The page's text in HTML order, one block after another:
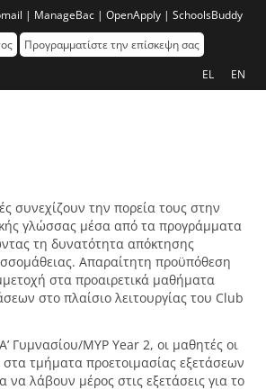
| ManageBac | OpenApply | SchoolsBuddy
Προγραμματίστε την επίσκεψη σας
EL
EN
συνεχίζουν την πορεία τους στην
γλώσσας μέσα από τα προγράμματα
τη δυνατότητα απόκτησης
Απαραίτητη προϋπόθεση
στα προαιρετικά μαθήματα
στο πλαίσιο λειτουργίας του Club
Γυμνασίου/ΜΥΡ Year 2, οι μαθητές οι
τμήματα προετοιμασίας εξετάσεων
να λάβουν μέρος στις εξετάσεις για το